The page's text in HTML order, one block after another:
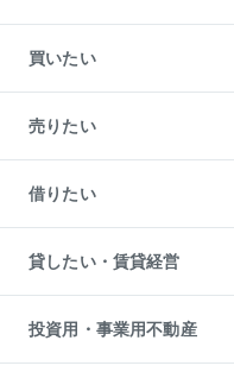
買いたい
新築・分譲マンションの購入
中古マンションの購入
一戸建ての購入
中古一戸建ての購入
不動産購入の流れ
注目キーワード物件特集
購入ガイド
English 繁体中文簡体中文
売りたい
一戸建ての売却・査定
土地の売却・査定
スピードAI査定
不動産査定について
不動産売却の流れ
不動産買換えの流れ
売却ガイド
借りたい
オフィス・店舗の賃貸
借りるときの流れ
借りるガイド
貸したい・賃貸経営
マンション賃料データ
賃貸管理プラン
リロケーションについて
投資用・事業用不動産